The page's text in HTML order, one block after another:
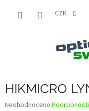
CZK
HIKMICRO
Průměrné
Neohodnoceno